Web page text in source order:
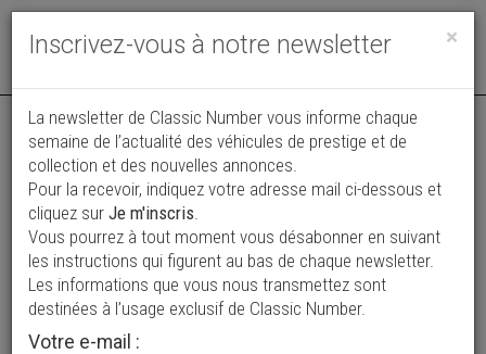
Toggle
Vos annonces vues par
plus de 4 millions de collectionneurs
Ajouter une annonce
×
Inscrivez-vous à notre newsletter
La newsletter de Classic Number vous informe chaque
semaine de l’actualité des véhicules de prestige et de
collection et des nouvelles annonces.
Pour la recevoir, indiquez votre adresse mail ci-dessous et
cliquez sur Je m'inscris.
Vous pourrez à tout moment vous désabonner en suivant
les instructions qui figurent au bas de chaque newsletter.
Les informations que vous nous transmettez sont
destinées à l’usage exclusif de Classic Number.
Votre e-mail :